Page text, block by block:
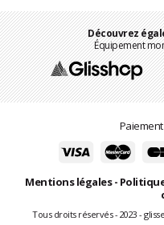
Découvrez
Équipement
Mentions légales-
Tous droits réservés - 2023 -